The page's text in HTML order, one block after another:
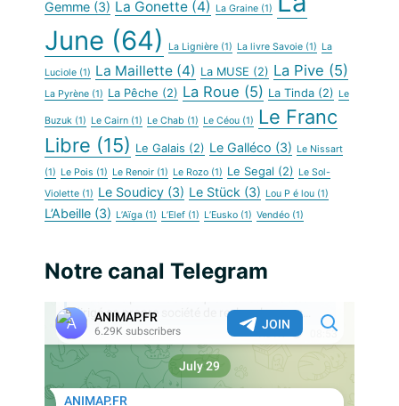
Gemme (3) La Gonette (4) La Graine (1)
June (64) La Lignière (1) La livre Savoie (1) La
Luciole (1) La Maillette (4) La MUSE (2) La Pive (5)
La Pyrène (1) La Pêche (2) La Roue (5) La Tinda (2) Le
Buzuk (1) Le Cairn (1) Le Chab (1) Le Céou (1)
Le Franc
Libre (15) Le Galais (2) Le Galléco (3) Le Nissart
(1) Le Pois (1) Le Renoir (1) Le Rozo (1) Le Segal (2) Le Sol-
Violette (1) Le Soudicy (3) Le Stück (3) Lou P é lou (1)
L’Abeille (3) L’Aïga (1) L’Elef (1) L’Eusko (1) Vendéo (1)
Notre canal Telegram